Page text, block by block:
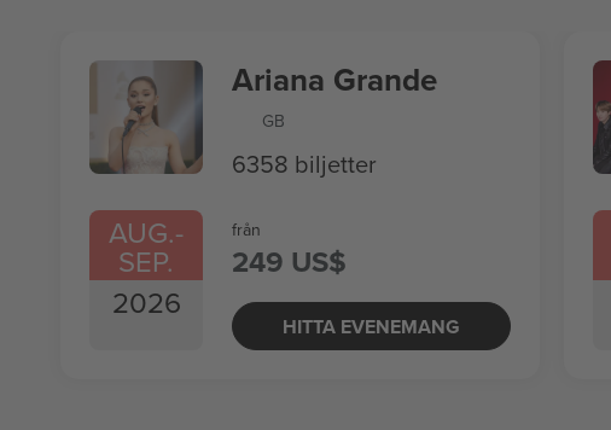
AUG.-
SEP.
2026
Ariana Grande
GB
6358 biljetter
från
249 US$
HITTA EVENEMANG